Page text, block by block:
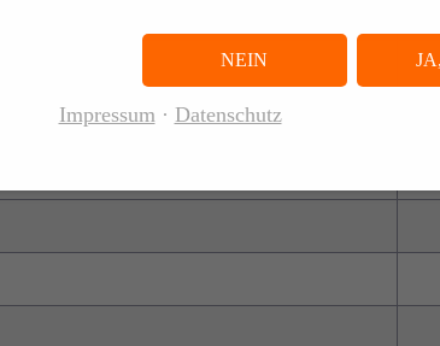
NEIN
Impressum Datenschutz